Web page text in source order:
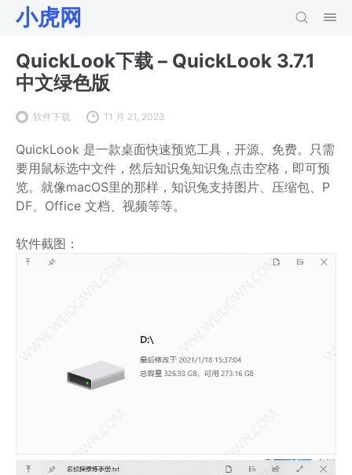
小虎网
QuickLook下载 – QuickLook 3.7.1
中文绿色版
软件下载 11 月 21, 2023
QuickLook 是一款桌面快速预览工具，开源、免费。只需
要用鼠标选中文件，然后知识兔知识兔点击空格，即可预
览。就像macOS里的那样，知识兔支持图片、压缩包、P
DF、Office 文档、视频等等。
软件截图：